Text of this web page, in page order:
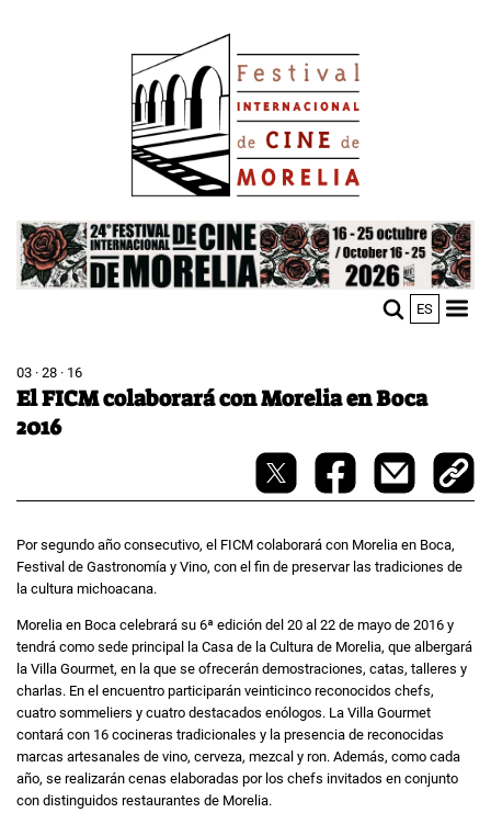
Image
ES
03 · 28 · 16
El FICM colaborará con Morelia en Boca
2016
Por segundo año consecutivo, el FICM colaborará con Morelia en Boca,
Festival de Gastronomía y Vino, con el fin de preservar las tradiciones de
la cultura michoacana.
Morelia en Boca celebrará su 6ª edición del 20 al 22 de mayo de 2016 y
tendrá como sede principal la Casa de la Cultura de Morelia, que albergará
la Villa Gourmet, en la que se ofrecerán demostraciones, catas, talleres y
charlas. En el encuentro participarán veinticinco reconocidos chefs,
cuatro sommeliers y cuatro destacados enólogos. La Villa Gourmet
contará con 16 cocineras tradicionales y la presencia de reconocidas
marcas artesanales de vino, cerveza, mezcal y ron. Además, como cada
año, se realizarán cenas elaboradas por los chefs invitados en conjunto
con distinguidos restaurantes de Morelia.